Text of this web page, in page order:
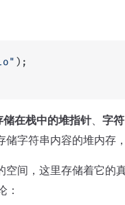
);
储在栈中的堆指针、 字
字符串内容的堆内存
空间，这里存储着它的
：